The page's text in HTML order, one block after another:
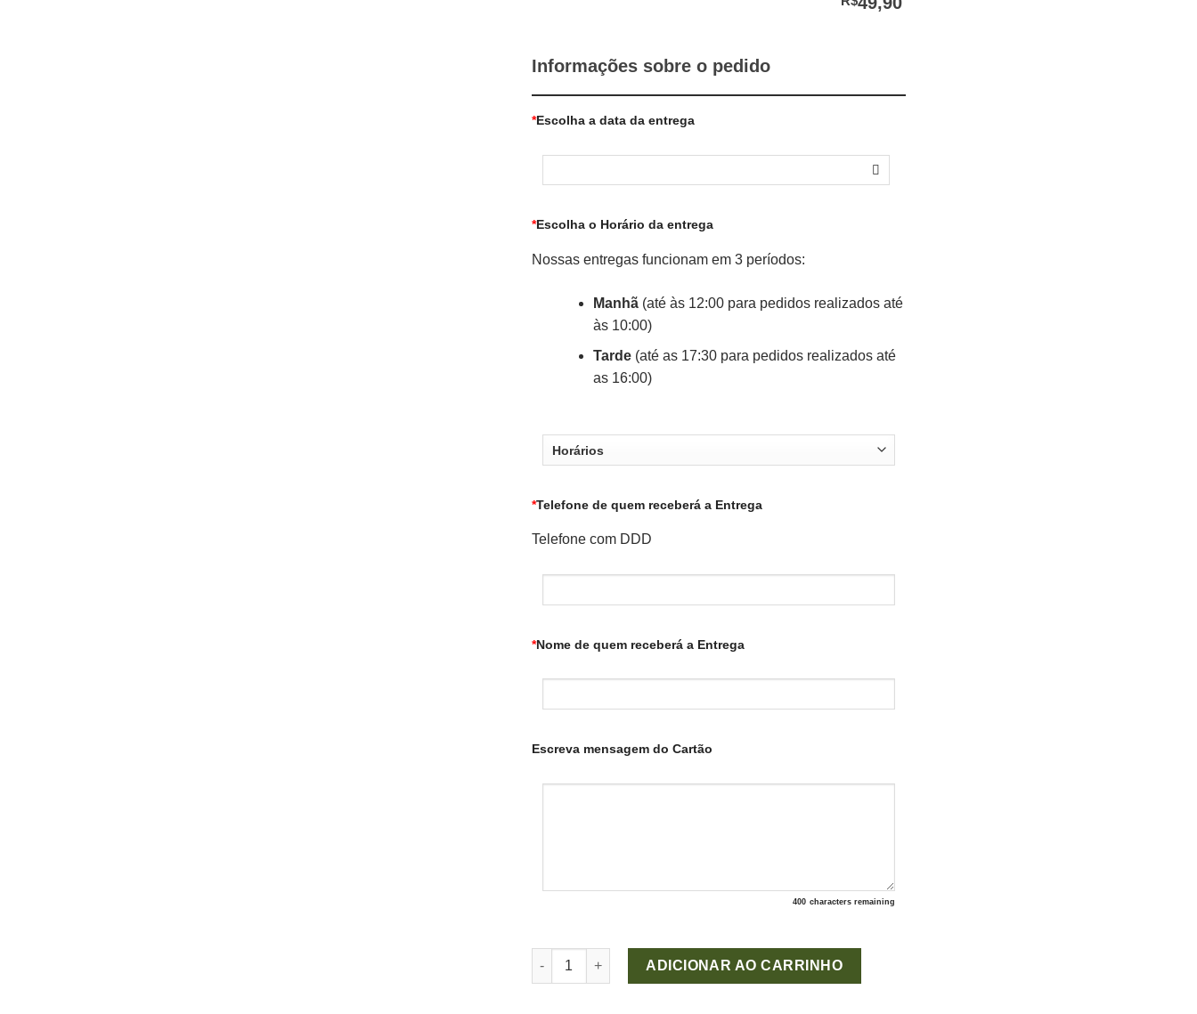
Informações sobre o pedido
*Escolha a data da entrega
*Escolha o Horário da entrega
Nossas entregas funcionam em 3 períodos:
Manhã(até às 12:00 para pedidos realizados até
às 10:00)
Tarde(até as 17:30 para pedidos realizados até
as 16:00)
*Telefone de quem receberá a Entrega
Telefone com DDD
*Nome de quem receberá a Entrega
Escreva mensagem do Cartão
400 characters remaining
Comigo Ninguém pode (pote nº 11) quantidade
ADICIONAR AO CARRINHO